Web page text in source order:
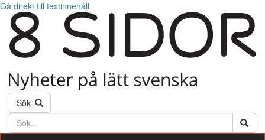
Gå direkt till textinnehåll
Sök
Söktext